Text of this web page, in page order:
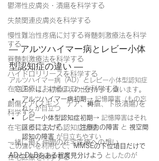
鬱滞性皮膚炎・潰瘍を科学する
失禁関連皮膚炎を科学する
慢性難治性疼痛に対する脊髄刺激療法を科学
する
脊髄刺激療法を科学する
ハイドロリリースを科学する
在宅医療におけるエコーを科学する
創傷ケア(スキン テア、褥瘡、下肢潰瘍)を
科学する
在宅医療における認知症治療
一緒に働く仲間の在宅医療への想い
在宅医療を科学する
― アルツハイマー病とレビー小体
型認知症の違い ―
アルツハイマー病（AD）とレビー小体型認知症
（DLB）は、初期症状の出方が少し違います。
アルツハイマー病初期→ 記憶障害（もの忘
れ）が目立つ
レビー小体型認知症初期→ 記憶障害はそれ
ほど目立たず、 注意力の障害 と 視空間
認知の障害 が目立ちやすい
この違いを利用して、MMSEの下位項目だけで
ADとDLBをある程度見分けよう
としたのが